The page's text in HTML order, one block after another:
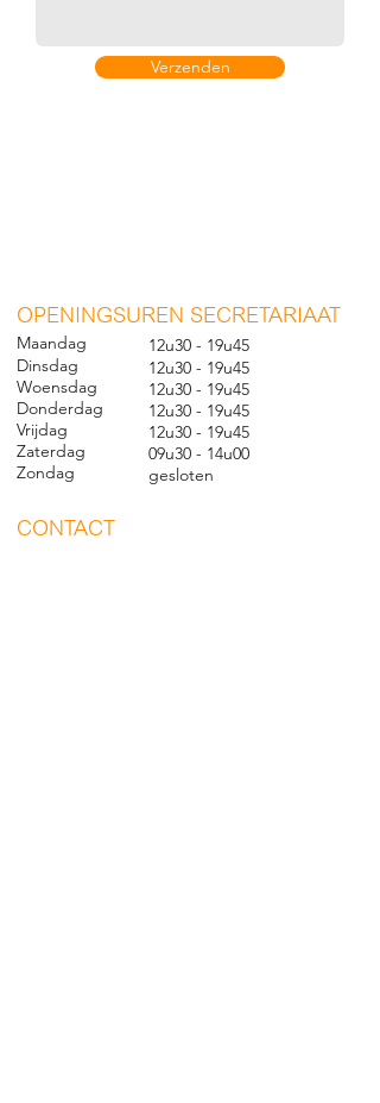
Verzenden
OPENINGSUREN SECRETARIAAT
Maandag
Dinsdag
Woensdag
Donderdag
Vrijdag
Zaterdag
Zondag
12u30 - 19u45
12u30 - 19u45
12u30 - 19u45
12u30 - 19u45
12u30 - 19u45
09u30 - 14u00
gesloten
CONTACT